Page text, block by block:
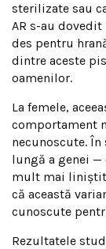
sterilizate sau
AR s-au
des pentru
dintre aceste
oamenilor.
La femele,
comportament
necunoscute.
lungă a genei
mult mai
că această
cunoscute
Rezultatele